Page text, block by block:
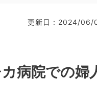
更新日 : 2024/06/
病院での婦